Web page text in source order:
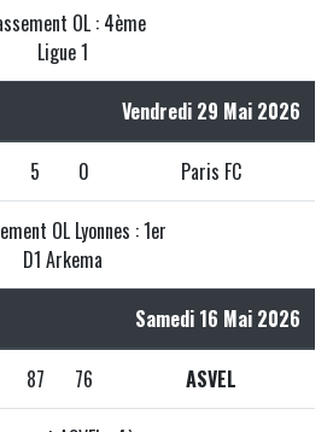
OL : 4ème
Ligue 1
Vendredi 29 Mai 2026
5 0 Paris FC
OL Lyonnes : 1er
D1 Arkema
Samedi 16 Mai 2026
87 76 ASVEL